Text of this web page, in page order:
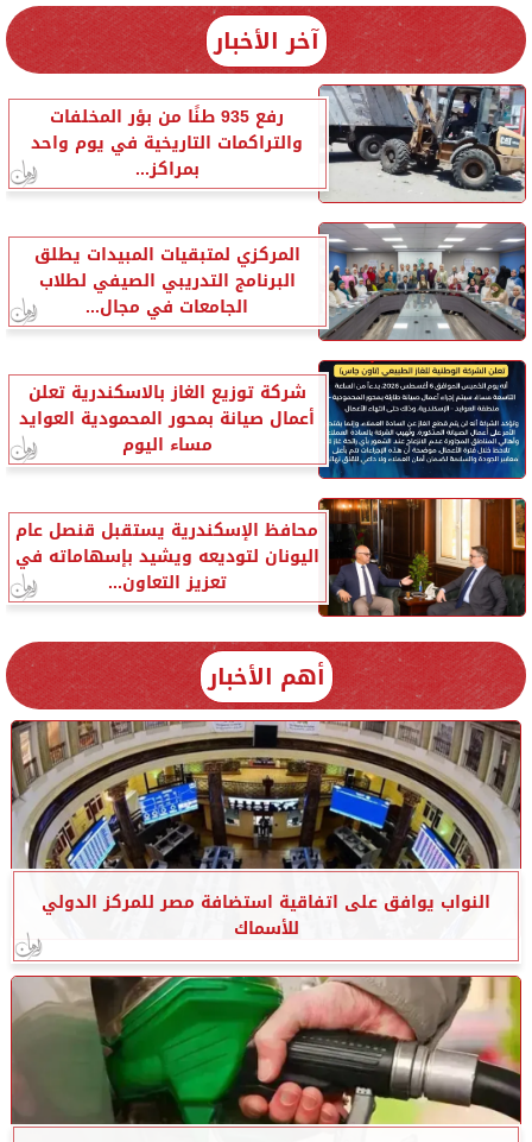
آخر الأخبار
رفع 935 طنًا من بؤر المخلفات
والتراكمات التاريخية في يوم واحد
بمراكز...
المركزي لمتبقيات المبيدات يطلق
البرنامج التدريبي الصيفي لطلاب
الجامعات في مجال...
شركة توزيع الغاز بالاسكندرية تعلن
أعمال صيانة بمحور المحمودية العوايد
مساء اليوم
محافظ الإسكندرية يستقبل قنصل عام
اليونان لتوديعه ويشيد بإسهاماته في
تعزيز التعاون...
أهم الأخبار
النواب يوافق على اتفاقية استضافة مصر للمركز الدولي
للأسماك